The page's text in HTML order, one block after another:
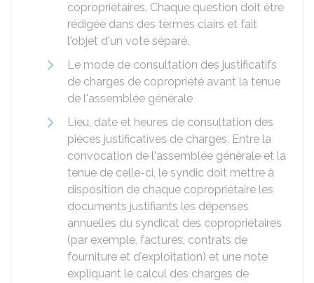
copropriétaires. Chaque question doit être
rédigée dans des termes clairs et fait
l'objet d'un vote séparé.
Le mode de consultation des justificatifs
de charges de copropriété avant la tenue
de l'assemblée générale
Lieu, date et heures de consultation des
pièces justificatives de charges. Entre la
convocation de l'assemblée générale et la
tenue de celle-ci, le syndic doit mettre à
disposition de chaque copropriétaire les
documents justifiants les dépenses
annuelles du syndicat des copropriétaires
(par exemple, factures, contrats de
fourniture et d'exploitation) et une note
expliquant le calcul des charges de